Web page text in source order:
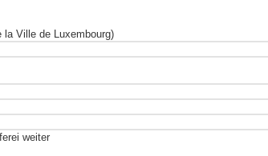
Ville de Luxembourg)
weiter